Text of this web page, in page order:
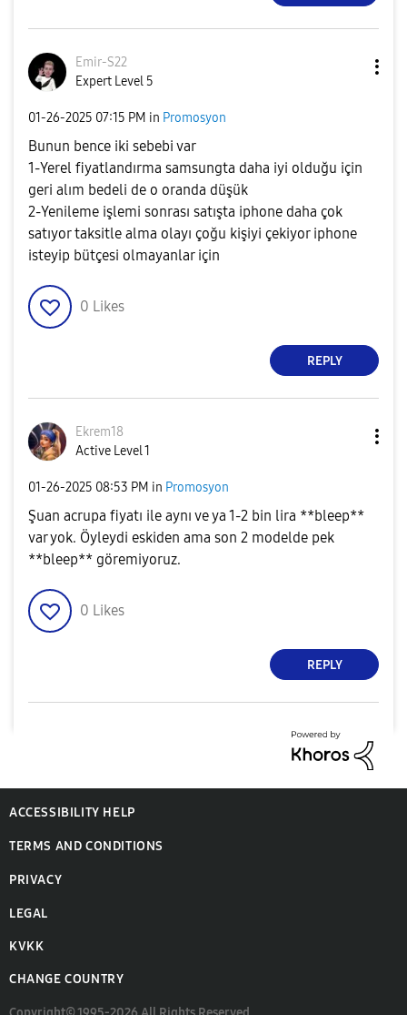
Emir-S22
Expert Level 5
‎01-26-2025 07:15 PM in Promosyon
Bunun bence iki sebebi var
1-Yerel fiyatlandırma samsungta daha iyi olduğu için
geri alım bedeli de o oranda düşük
2-Yenileme işlemi sonrası satışta iphone daha çok
satıyor taksitle alma olayı çoğu kişiyi çekiyor iphone
isteyip bütçesi olmayanlar için
0 Likes
REPLY
Ekrem18
Active Level 1
‎01-26-2025 08:53 PM in Promosyon
Şuan acrupa fiyatı ile aynı ve ya 1-2 bin lira **bleep**
var yok. Öyleydi eskiden ama son 2 modelde pek
**bleep** göremiyoruz.
0 Likes
REPLY
ACCESSIBILITY HELP
TERMS AND CONDITIONS
PRIVACY
LEGAL
KVKK
CHANGE COUNTRY